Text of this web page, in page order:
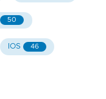
50
IOS 46